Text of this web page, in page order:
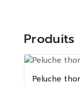
Produits
Peluche